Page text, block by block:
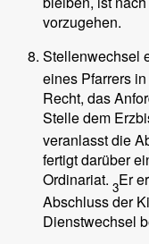
vorzugehen.
Stellenwechsel
eines Pfarrers
Recht, das
Stelle dem
veranlasst die
fertigt darüber
Ordinariat. 3Er
Abschluss der
Dienstwechsel